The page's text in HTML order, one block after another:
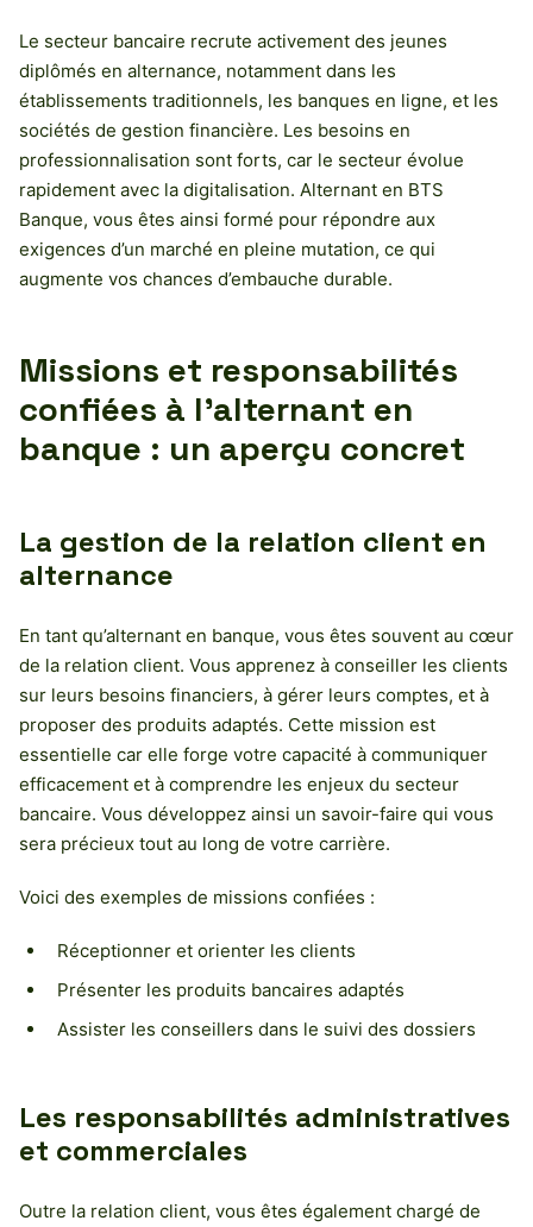
Le secteur bancaire recrute activement des jeunes
diplômés en alternance, notamment dans les
établissements traditionnels, les banques en ligne, et les
sociétés de gestion financière. Les besoins en
professionnalisation sont forts, car le secteur évolue
rapidement avec la digitalisation. Alternant en BTS
Banque, vous êtes ainsi formé pour répondre aux
exigences d’un marché en pleine mutation, ce qui
augmente vos chances d’embauche durable.
Missions et responsabilités
confiées à l’alternant en
banque : un aperçu concret
La gestion de la relation client en
alternance
En tant qu’alternant en banque, vous êtes souvent au cœur
de la relation client. Vous apprenez à conseiller les clients
sur leurs besoins financiers, à gérer leurs comptes, et à
proposer des produits adaptés. Cette mission est
essentielle car elle forge votre capacité à communiquer
efficacement et à comprendre les enjeux du secteur
bancaire. Vous développez ainsi un savoir-faire qui vous
sera précieux tout au long de votre carrière.
Voici des exemples de missions confiées :
Réceptionner et orienter les clients
Présenter les produits bancaires adaptés
Assister les conseillers dans le suivi des dossiers
Les responsabilités administratives
et commerciales
Outre la relation client, vous êtes également chargé de